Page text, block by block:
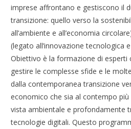
imprese affrontano e gestiscono il
transizione: quello verso la
all’ambiente e all’economia
(legato all’innovazione tecnologica
Obiettivo è la formazione di esperti
gestire le complesse sfide e le
dalla contemporanea transizione
economico che sia al contempo
vista ambientale e profondamente
tecnologie digitali. Questo